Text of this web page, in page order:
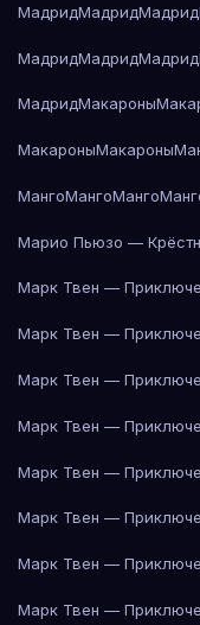
МадридМадридМадрид
МадридМадридМадрид
МадридМакароны
МакароныМакароны
МангоМангоМанго
Марио Пьюзо —
Марк Твен —
Марк Твен —
Марк Твен —
Марк Твен —
Марк Твен —
Марк Твен —
Марк Твен —
Марк Твен —